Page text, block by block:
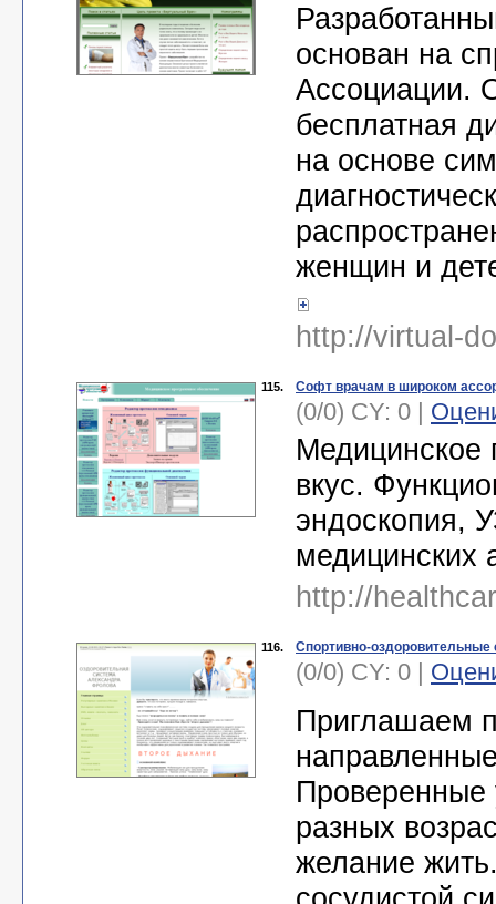
основан на
Ассоциации.
бесплатная
на основе
женщин и
http://virtual-
115. Софт врачам в широком
(0/0) CY: 0 |
Медицинское
вкус.
эндоскопия,
медицинских
http://
116. Спортивно-оздоровительные
(0/0) CY: 0 |
Приглашаем
Проверенные
разных
желание